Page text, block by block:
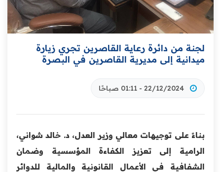
لجنة من دائرة رعاية القاصرين تجري زيارة
ميدانية إلى مديرية القاصرين في البصرة
22/12/2024 - 01:11 صباحًا
بناءً على توجيهات معالي وزير العدل، د. خالد شواني،
الرامية إلى تعزيز الكفاءة المؤسسية وضمان
الشفافية في الأعمال القانونية والمالية للدوائر